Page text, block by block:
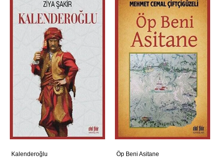
Kalenderoğlu Öp Beni Asitane